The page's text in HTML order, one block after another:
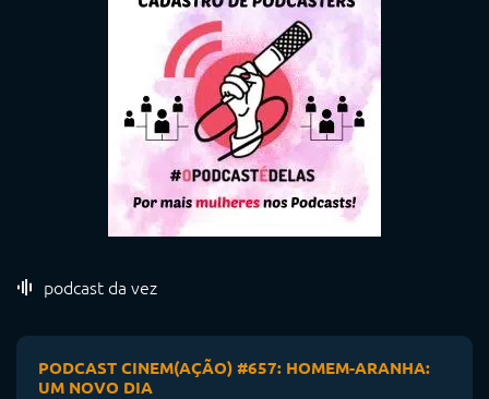
podcast da vez
PODCAST CINEM(AÇÃO) #657: HOMEM-ARANHA:
UM NOVO DIA